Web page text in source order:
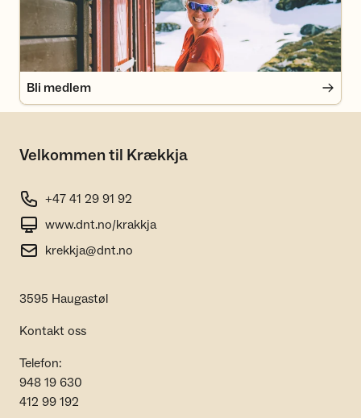
Bli medlem
Velkommen til Krækkja
+47 41 29 91 92
www.dnt.no/krakkja
krekkja@dnt.no
3595 Haugastøl
Kontakt oss
Telefon:
948 19 630
412 99 192